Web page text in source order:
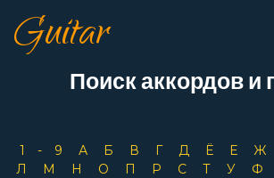
Guitar
Поиск аккордов и
1-9 А Б В Г Д Ё Е Ж
Л
М Н О П Р С Т У Ф